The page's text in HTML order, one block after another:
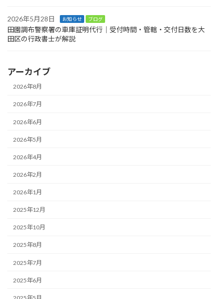
2026年5月28日 お知らせ ブログ
田園調布警察署の車庫証明代行｜受付時間・管轄・交付日数を大
田区の行政書士が解説
アーカイブ
2026年8月
2026年7月
2026年6月
2026年5月
2026年4月
2026年2月
2026年1月
2025年12月
2025年10月
2025年8月
2025年7月
2025年6月